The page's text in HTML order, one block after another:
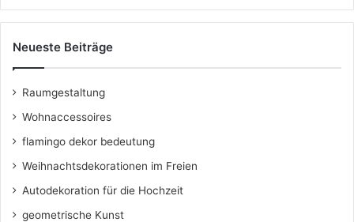
Neueste Beiträge
Raumgestaltung
Wohnaccessoires
flamingo dekor bedeutung
Weihnachtsdekorationen im Freien
Autodekoration für die Hochzeit
geometrische Kunst